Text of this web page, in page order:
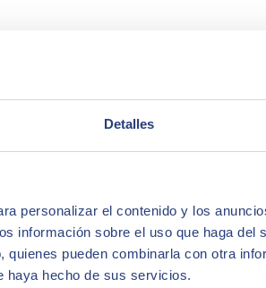
Detalles
personalizar el contenido y los
información sobre el uso que haga del
pueden combinarla con otra
haya hecho de sus servicios.